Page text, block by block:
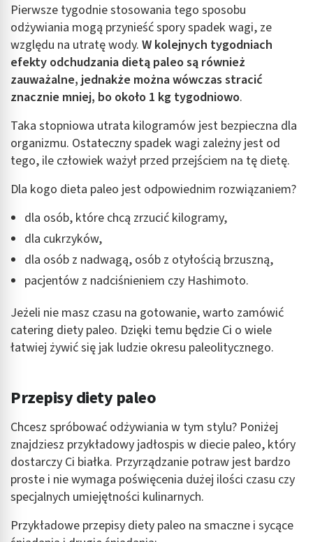
Pierwsze tygodnie stosowania tego sposobu
odżywiania mogą przynieść spory spadek wagi, ze
względu na utratę wody. W kolejnych tygodniach
efekty odchudzania dietą paleo są również
zauważalne, jednakże można wówczas stracić
znacznie mniej, bo około 1 kg tygodniowo.
Taka stopniowa utrata kilogramów jest bezpieczna dla
organizmu. Ostateczny spadek wagi zależny jest od
tego, ile człowiek ważył przed przejściem na tę dietę.
Dla kogo dieta paleo jest odpowiednim rozwiązaniem?
dla osób, które chcą zrzucić kilogramy,
dla cukrzyków,
dla osób z nadwagą, osób z otyłością brzuszną,
pacjentów z nadciśnieniem czy Hashimoto.
Jeżeli nie masz czasu na gotowanie, warto zamówić
catering diety paleo. Dzięki temu będzie Ci o wiele
łatwiej żywić się jak ludzie okresu paleolitycznego.
Przepisy diety paleo
Chcesz spróbować odżywiania w tym stylu? Poniżej
znajdziesz przykładowy jadłospis w diecie paleo, który
dostarczy Ci białka. Przyrządzanie potraw jest bardzo
proste i nie wymaga poświęcenia dużej ilości czasu czy
specjalnych umiejętności kulinarnych.
Przykładowe przepisy diety paleo na smaczne i sycące